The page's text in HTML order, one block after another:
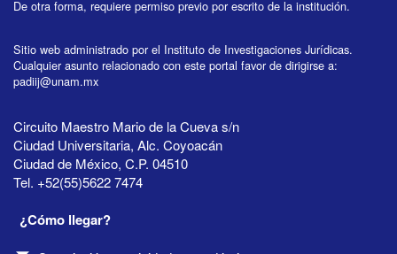
De otra forma, requiere permiso previo por escrito de la institución.
Sitio web administrado por el Instituto de Investigaciones Jurídicas.
Cualquier asunto relacionado con este portal favor de dirigirse a:
padiij@unam.mx
Circuito Maestro Mario de la Cueva s/n
Ciudad Universitaria, Alc. Coyoacán
Ciudad de México, C.P. 04510
Tel. +52(55)5622 7474
¿Cómo llegar?